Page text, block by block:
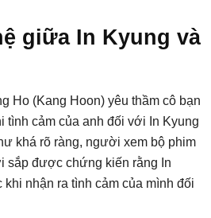
giữa In Kyung và
Ho (Kang Hoon) yêu thầm cô bạn
tình cảm của anh đối với In Kyung
khá rõ ràng, người xem bộ phim
sắp được chứng kiến rằng In
nhận ra tình cảm của mình đối